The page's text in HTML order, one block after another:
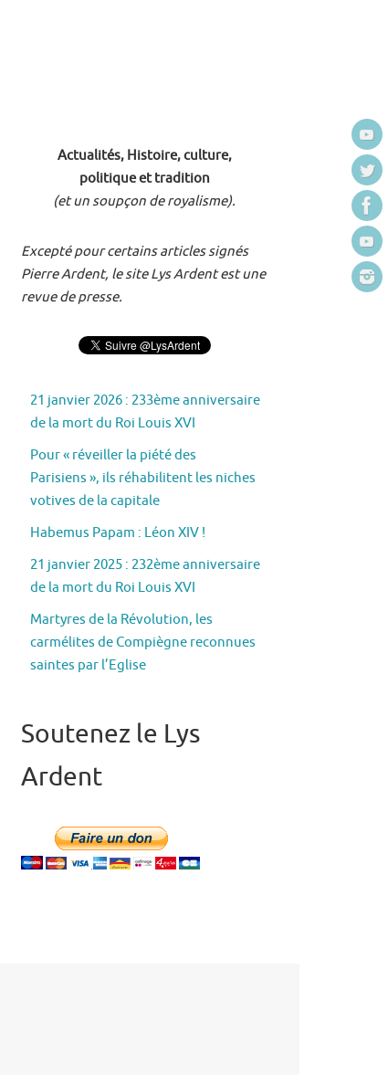
Actualités, Histoire, culture,
politique et tradition
(et un soupçon de royalisme).
Excepté pour certains articles signés
Pierre Ardent, le site Lys Ardent est une
revue de presse.
21 janvier 2026 : 233ème anniversaire
de la mort du Roi Louis XVI
Pour « réveiller la piété des
Parisiens », ils réhabilitent les niches
votives de la capitale
Habemus Papam : Léon XIV !
21 janvier 2025 : 232ème anniversaire
de la mort du Roi Louis XVI
Martyres de la Révolution, les
carmélites de Compiègne reconnues
saintes par l’Eglise
Soutenez le Lys
Ardent